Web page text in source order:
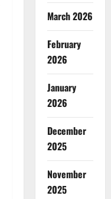
March 2026
February
2026
January
2026
December
2025
November
2025